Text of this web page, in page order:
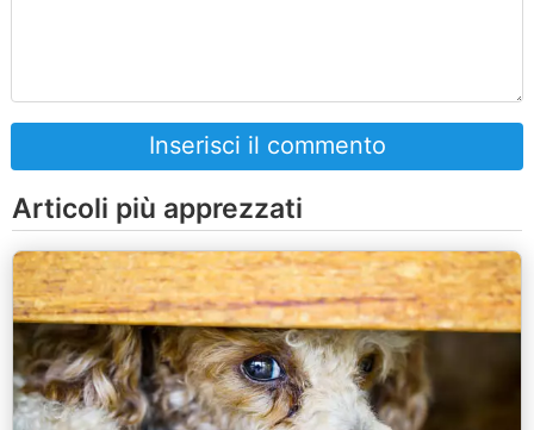
Inserisci il commento
Articoli più apprezzati